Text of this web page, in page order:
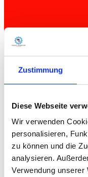
Zustimmung
Diese Webseite
Wir verwenden
personalisieren,
zu können und die
analysieren.
Verwendung